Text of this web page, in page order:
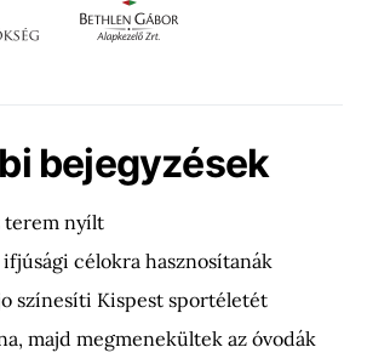
bejegyzések
terem nyílt
célokra hasznosítanák
színesíti Kispest sportéletét
majd megmenekültek az óvodák